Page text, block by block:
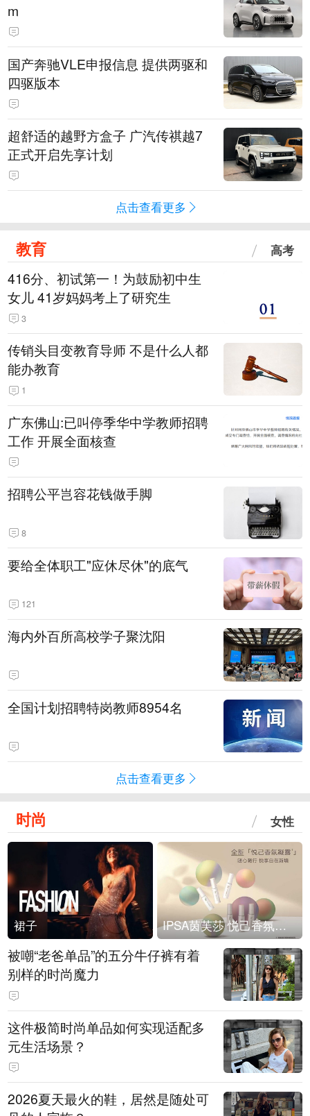
m
国产奔驰VLE申报信息 提供两驱和
四驱版本
超舒适的越野方盒子 广汽传祺越7
正式开启先享计划
点击查看更多
教育 高考
416分、初试第一！为鼓励初中生
女儿 41岁妈妈考上了研究生
3
传销头目变教育导师 不是什么人都
能办教育
1
广东佛山:已叫停季华中学教师招聘
工作 开展全面核查
招聘公平岂容花钱做手脚
8
要给全体职工"应休尽休"的底气
121
海内外百所高校学子聚沈阳
全国计划招聘特岗教师8954名
点击查看更多
时尚 女性
裙子 IPSA茵芙莎 悦己香氛凝露上市
被嘲“老爸单品”的五分牛仔裤有着
别样的时尚魔力
这件极简时尚单品如何实现适配多
元生活场景？
2026夏天最火的鞋，居然是随处可